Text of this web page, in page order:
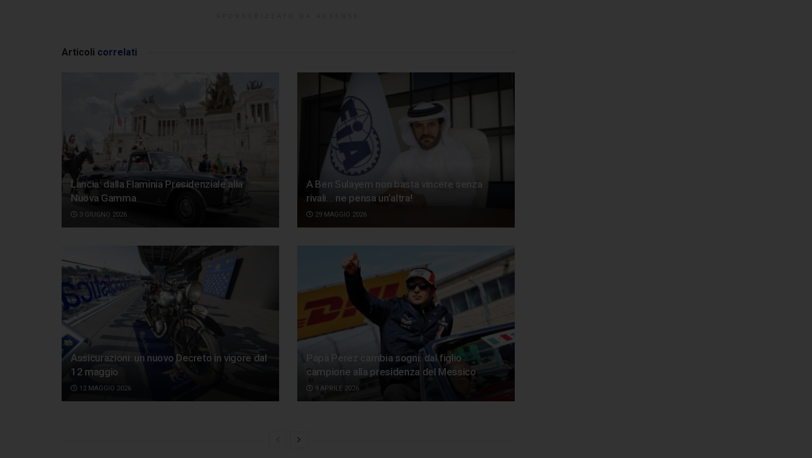
Articoli correlati
Lancia: dalla Flaminia Presidenziale alla
Nuova Gamma
3 GIUGNO 2026
A Ben Sulayem non basta vincere senza
rivali… ne pensa un’altra!
29 MAGGIO 2026
Assicurazioni: un nuovo Decreto in vigore dal
12 maggio
12 MAGGIO 2026
Papà Perez cambia sogni: dal figlio
campione alla presidenza del Messico
9 APRILE 2026